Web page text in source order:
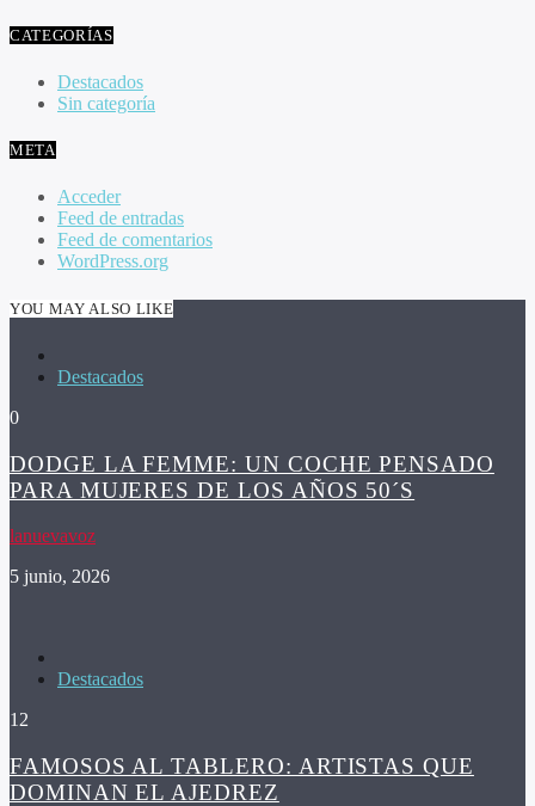
CATEGORÍAS
Destacados
Sin categoría
META
Acceder
Feed de entradas
Feed de comentarios
WordPress.org
YOU MAY ALSO LIKE
Destacados
0
DODGE LA FEMME: UN COCHE PENSADO
PARA MUJERES DE LOS AÑOS 50´S
lanuevavoz
5 junio, 2026
Destacados
12
FAMOSOS AL TABLERO: ARTISTAS QUE
DOMINAN EL AJEDREZ